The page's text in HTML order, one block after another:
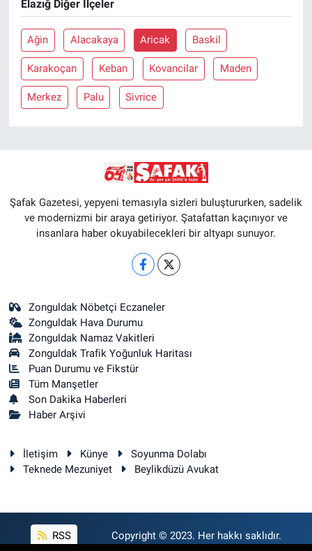
Elazığ Diğer İlçeler
Ağin Alacakaya Aricak Baskil
Karakoçan Keban Kovancilar Maden
Merkez Palu Sivrice
Şafak Gazetesi, yepyeni temasıyla sizleri buluştururken, sadelik
ve modernizmi bir araya getiriyor. Şatafattan kaçınıyor ve
insanlara haber okuyabilecekleri bir altyapı sunuyor.
Zonguldak Nöbetçi Eczaneler
Zonguldak Hava Durumu
Zonguldak Namaz Vakitleri
Zonguldak Trafik Yoğunluk Haritası
Puan Durumu ve Fikstür
Tüm Manşetler
Son Dakika Haberleri
Haber Arşivi
İletişim Künye
Soyunma Dolabı
Teknede Mezuniyet
Beylikdüzü Avukat
RSS Copyright © 2023. Her hakkı saklıdır.